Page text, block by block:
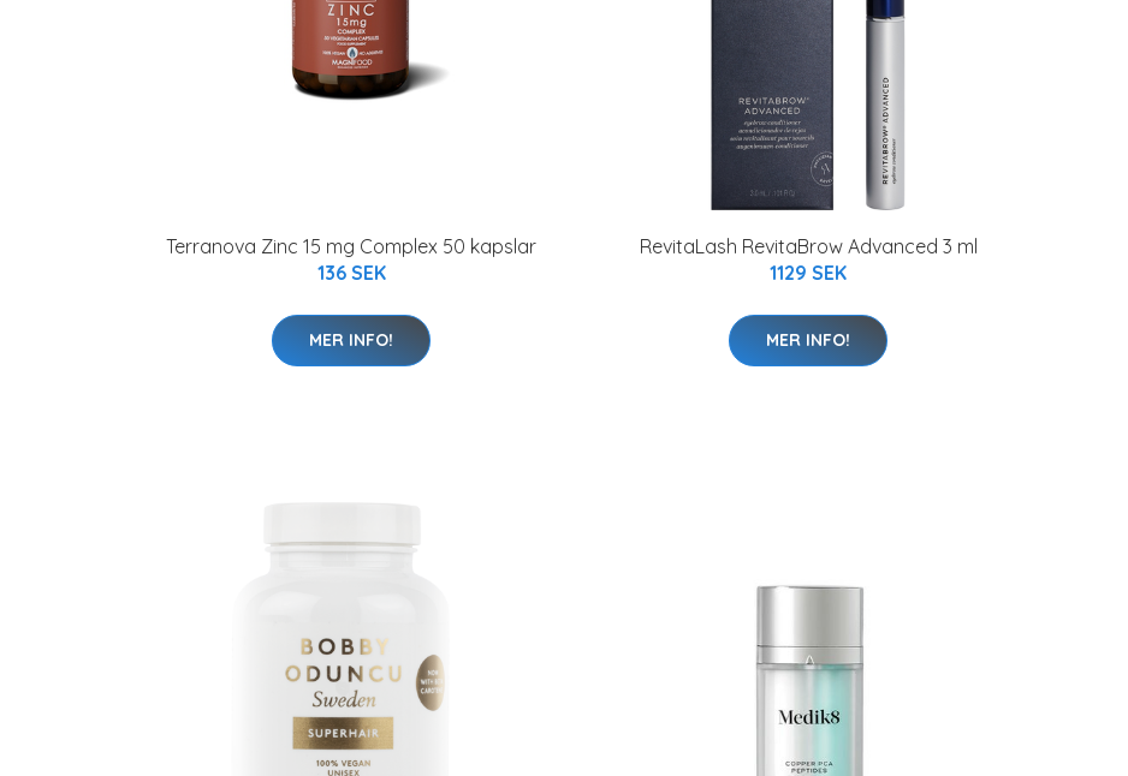
Terranova Zinc 15 mg Complex 50 kapslar
136 SEK
MER INFO!
RevitaLash RevitaBrow Advanced 3 ml
1129 SEK
MER INFO!